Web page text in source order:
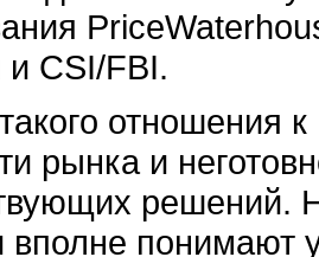
и CSI/FBI.
отношения
рынка и
решений.
вполне понимают